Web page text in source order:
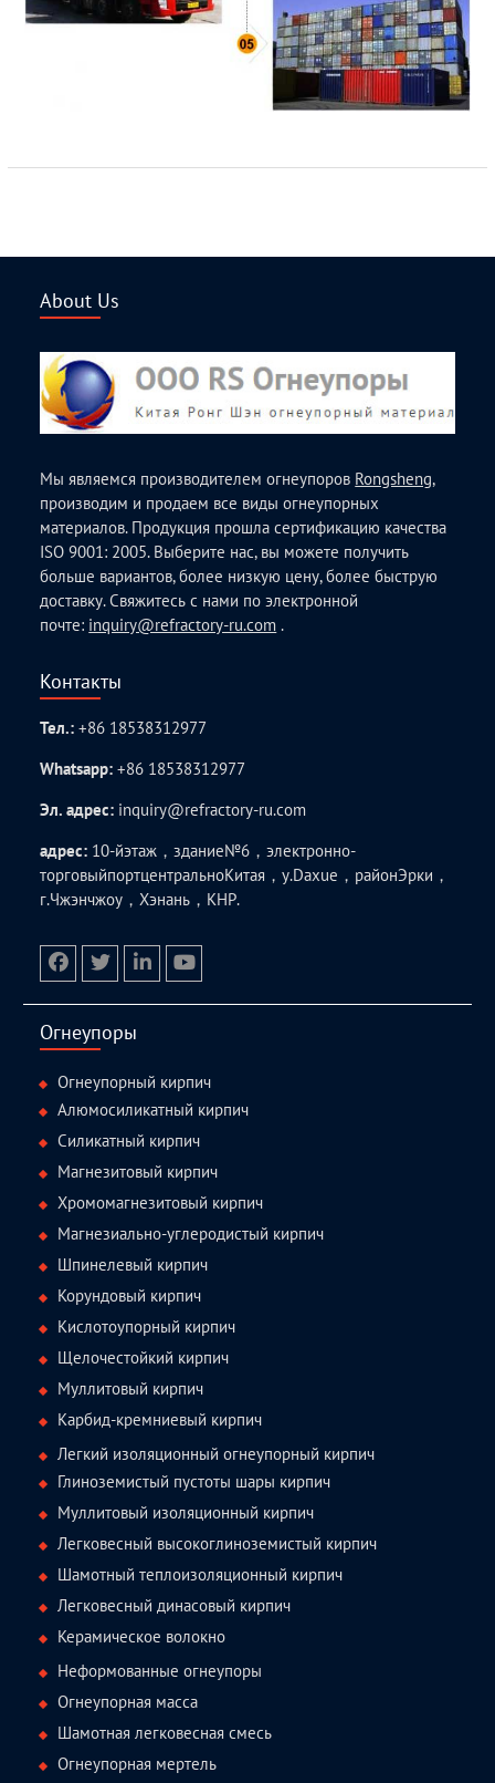
About Us
Мы являемся производителем огнеупоров Rongsheng,
производим и продаем все виды огнеупорных
материалов. Продукция прошла сертификацию качества
ISO 9001: 2005. Выберите нас, вы можете получить
больше вариантов, более низкую цену, более быструю
доставку. Свяжитесь с нами по электронной
почте: inquiry@refractory-ru.com .
Контакты
Тел.:+86 18538312977
Whatsapp:+86 18538312977
Эл. адрес: inquiry@refractory-ru.com
адрес: 10-йэтаж，здание№6，электронно-
торговыйпортцентральноКитая，у.Daxue，районЭрки，
г.Чжэнчжоу，Хэнань，КНР.
Огнеупоры
Огнеупорный кирпич
Алюмосиликатный кирпич
Силикатный кирпич
Магнезитовый кирпич
Хромомагнезитовый кирпич
Магнезиально-углеродистый кирпич
Шпинелевый кирпич
Корундовый кирпич
Кислотоупорный кирпич
Щелочестойкий кирпич
Муллитовый кирпич
Карбид-кремниевый кирпич
Легкий изоляционный огнеупорный кирпич
Глиноземистый пустоты шары кирпич
Муллитовый изоляционный кирпич
Легковесный высокоглиноземистый кирпич
Шамотный теплоизоляционный кирпич
Легковесный динасовый кирпич
Керамическое волокно
Неформованные огнеупоры
Огнеупорная масса
Шамотная легковесная смесь
Огнеупорная мертель